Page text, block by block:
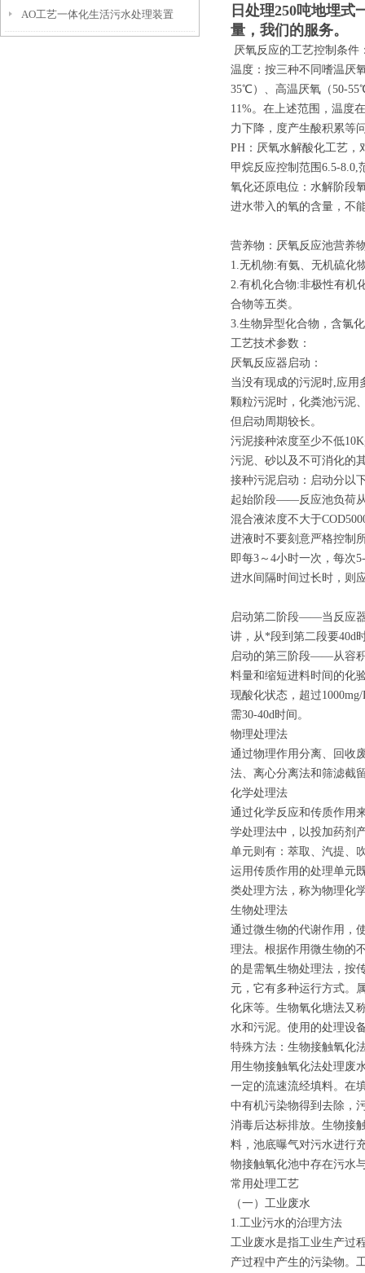
AO工艺一体化生活污水处理装置
日处理250吨地埋式
量，我们的服务。
厌氧反应的工艺控制条件
温度：按三种不同嗜温厌
35℃）、高温厌氧（50-
11%。在上述范围，温度
力下降，度产生酸积累等
PH：厌氧水解酸化工艺
甲烷反应控制范围6.5-8.0,
氧化还原电位：水解阶段
进水带入的氧的含量，不
营养物：厌氧反应池营养
1.无机物:有氨、无机硫化
2.有机化合物:非极性有机
合物等五类。
3.生物异型化合物，含氯
工艺技术参数：
厌氧反应器启动：
当没有现成的污泥时,应用
颗粒污泥时，化粪池污泥
但启动周期较长。
污泥接种浓度至少不低
污泥、砂以及不可消化的
接种污泥启动：启动分以
起始阶段——反应池负荷从
混合液浓度不大于
进液时不要刻意严格控制
即每3～4小时一次，每次
进水间隔时间过长时，则
启动第二阶段——当反应器
讲，从*段到第二段要40d
启动的第三阶段——从容积
料量和缩短进料时间的化
现酸化状态，超过
需30-40d时间。
物理处理法
通过物理作用分离、回收
法、离心分离法和筛滤截
化学处理法
通过化学反应和传质作用
学处理法中，以投加药剂
单元则有：萃取、汽提、
运用传质作用的处理单元
类处理方法，称为物理化
生物处理法
通过微生物的代谢作用，
理法。根据作用微生物的
的是需氧生物处理法，按
元，它有多种运行方式。
化床等。生物氧化塘法又
水和污泥。使用的处理设
特殊方法：生物接触氧化
用生物接触氧化法处理废
一定的流速流经填料。在
中有机污染物得到去除，
消毒后达标排放。生物接
料，池底曝气对污水进行
物接触氧化池中存在污水
常用处理工艺
（一）工业废水
1.工业污水的治理方法
工业废水是指工业生产过
产过程中产生的污染物。